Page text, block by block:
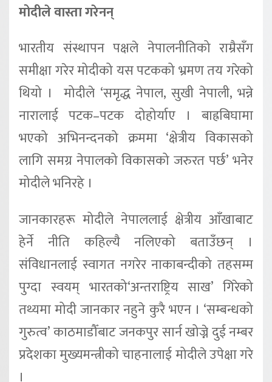
मोदीले वास्ता गरेनन्
भारतीय संस्थापन पक्षले नेपालनीतिको राम्रैसँग
समीक्षा गरेर मोदीको यस पटकको भ्रमण तय गरेको
थियो । मोदीले ‘समृद्ध नेपाल, सुखी नेपाली, भन्ने
नारालाई पटक–पटक दोहोर्याए । बाह्रबिघामा
भएको अभिनन्दनको क्रममा ‘क्षेत्रीय विकासको
लागि समग्र नेपालको विकासको जरुरत पर्छ’ भनेर
मोदीले भनिरहे ।
जानकारहरू मोदीले नेपाललाई क्षेत्रीय आँखाबाट
हेर्ने नीति कहिल्यै नलिएको बताउँछन् ।
संविधानलाई स्वागत नगरेर नाकाबन्दीको तहसम्म
पुग्दा स्वयम् भारतको‘अन्तराष्ट्रिय साख’ गिरेको
तथ्यमा मोदी जानकार नहुने कुरै भएन । ‘सम्बन्धको
गुरुत्व’ काठमाडौँबाट जनकपुर सार्न खोज्ने दुई नम्बर
प्रदेशका मुख्यमन्त्रीको चाहनालाई मोदीले उपेक्षा गरे